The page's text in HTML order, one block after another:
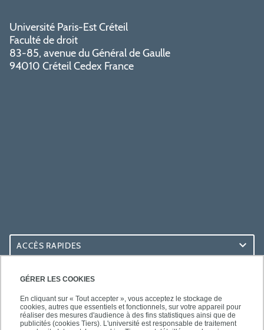
GÉRER LES COOKIES
En cliquant sur « Tout accepter », vous acceptez le stockage de
cookies, autres que essentiels et fonctionnels, sur votre appareil pour
réaliser des mesures d'audience à des fins statistiques ainsi que de
publicités (cookies Tiers). L'université est responsable de traitement
Université Paris-Est Créteil
Faculté de droit
83-85, avenue du Général de Gaulle
94010 Créteil Cedex France
ACCÈS RAPIDES
ACCÈS PRATIQUES